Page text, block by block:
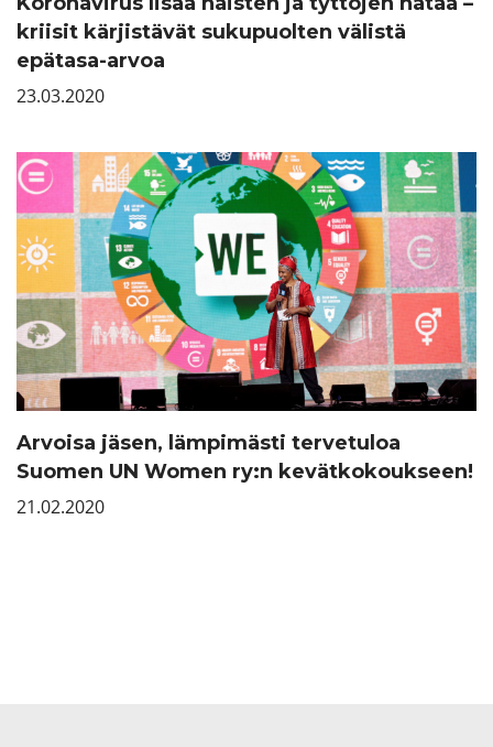
kriisit kärjistävät sukupuolten välistä
epätasa-arvoa
23.03.2020
Arvoisa jäsen, lämpimästi tervetuloa
Suomen UN Women ry:n kevätkokoukseen!
21.02.2020